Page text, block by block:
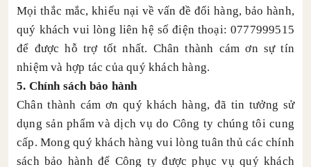
Mọi thắc mắc, khiếu nại về vấn đề đổi hàng, bảo hành,
quý khách vui lòng liên hệ số điện thoại: 0777999515
để được hỗ trợ tốt nhất. Chân thành cám ơn sự tín
nhiệm và hợp tác của quý khách hàng.
5. Chính sách bảo hành
Chân thành cám ơn quý khách hàng, đã tin tưởng sử
dụng sản phẩm và dịch vụ do Công ty chúng tôi cung
cấp. Mong quý khách hàng vui lòng tuân thủ các chính
sách bảo hành để Công ty được phục vụ quý khách